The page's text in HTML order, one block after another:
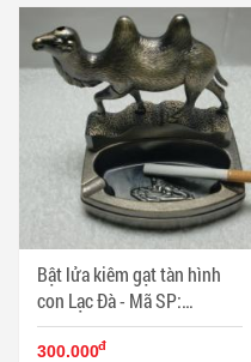
Bật lửa kiêm gạt tàn hình
con Lạc Đà - Mã SP:
BL09192
300.000đ